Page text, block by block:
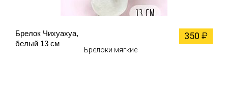
Брелок Чихуахуа,
белый 13 см
350 ₽
Брелоки мягкие